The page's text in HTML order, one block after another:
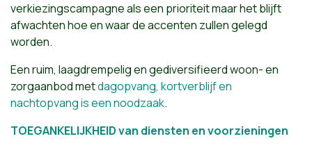
verkiezingscampagne als een prioriteit maar het blijft
afwachten hoe en waar de accenten zullen gelegd
worden.
Een ruim, laagdrempelig en gediversifieerd woon- en
zorgaanbod metdagopvang, kortverblijf en
nachtopvang is een noodzaak.
TOEGANKELIJKHEID van diensten en voorzieningen